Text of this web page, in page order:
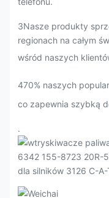
3Nasze produkty
regionach na całym
wśród naszych
470% naszych
co zapewnia szybką
.